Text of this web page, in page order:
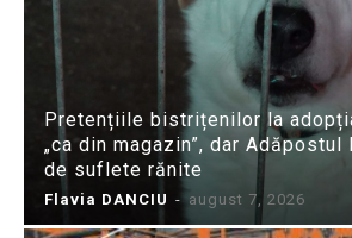
Pretențiile bistrițenilor la
„ca din magazin”, dar
de suflete rănite
Flavia DANCIU - august 7, 2026